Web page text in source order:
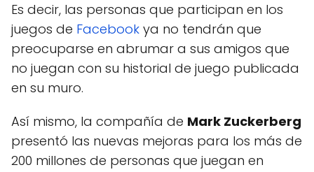
Es decir, las personas que participan en los
juegos de Facebook ya no tendrán que
preocuparse en abrumar a sus amigos que
no juegan con su historial de juego publicada
en su muro.
Así mismo, la compañía de Mark Zuckerberg
presentó las nuevas mejoras para los más de
200 millones de personas que juegan en